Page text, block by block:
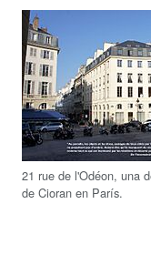
21 rue de l'Odéon, una
de Cioran en París.